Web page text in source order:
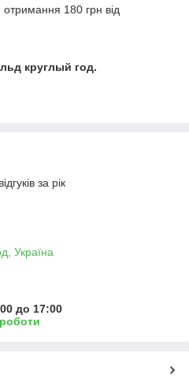
180 грн від
круглый год.
за рік
Україна
до 17:00